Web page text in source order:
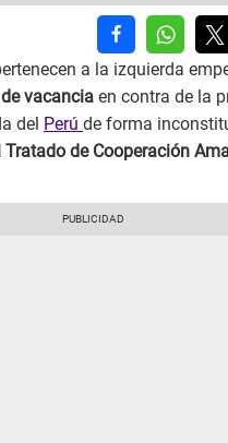
a la izquierda
vacancia en contra de la
del Perú de forma
Tratado de Cooperación